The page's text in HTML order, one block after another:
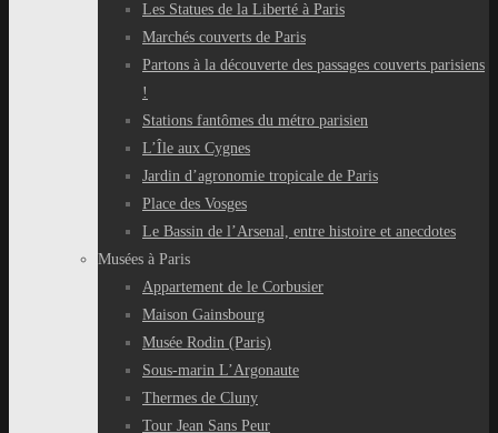
Les Statues de la Liberté à Paris
Marchés couverts de Paris
Partons à la découverte des passages couverts parisiens
!
Stations fantômes du métro parisien
L’Île aux Cygnes
Jardin d’agronomie tropicale de Paris
Place des Vosges
Le Bassin de l’Arsenal, entre histoire et anecdotes
Musées à Paris
Appartement de le Corbusier
Maison Gainsbourg
Musée Rodin (Paris)
Sous-marin L’Argonaute
Thermes de Cluny
Tour Jean Sans Peur